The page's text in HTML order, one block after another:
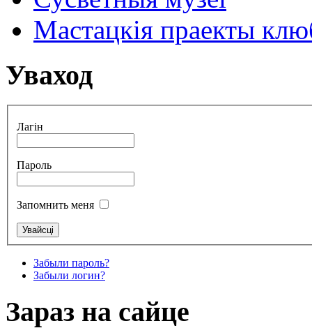
Мастацкія праекты
Уваход
Лагін
Пароль
Запомнить меня
Забыли пароль?
Забыли логин?
Зараз на сайце